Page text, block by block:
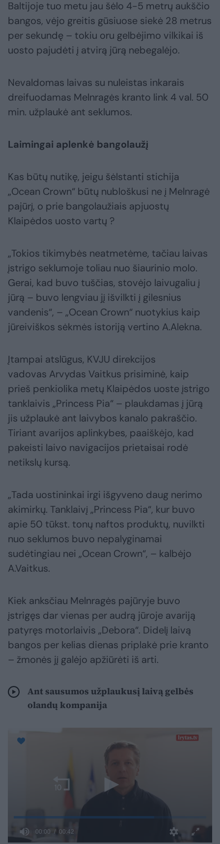
Baltijoje tuo metu jau šėlo 4-5 metrų aukščio
bangos, vėjo greitis gūsiuose siekė 28 metrus
per sekundę – tokiu oru gelbėjimo vilkikai iš
uosto pajudėti į atvirą jūrą nebegalėjo.
Nevaldomas laivas su nuleistas inkarais
dreifuodamas Melnragės kranto link 4 val. 50
min. užplaukė ant seklumos.
Laimingai aplenkė bangolaužį
Kas būtų nutikę, jeigu šėlstanti stichija
„Ocean Crown“ būtų nubloškusi ne į Melnragė
pajūrį, o prie bangolaužiais apjuostų
Klaipėdos uosto vartų ?
„Tokios tikimybės neatmetėme, tačiau laivas
įstrigo seklumoje toliau nuo šiaurinio molo.
Gerai, kad buvo tuščias, stovėjo laivugaliu į
jūrą – buvo lengviau jį išvilkti į gilesnius
vandenis“, – „Ocean Crown“ nuotykius kaip
jūreiviškos sėkmės istoriją vertino A.Alekna.
Įtampai atslūgus, KVJU direkcijos
vadovas Arvydas Vaitkus prisiminė, kaip
prieš penkiolika metų Klaipėdos uoste įstrigo
tanklaivis „Princess Pia“ – plaukdamas į jūrą
jis užplaukė ant laivybos kanalo pakraščio.
Tiriant avarijos aplinkybes, paaiškėjo, kad
pakeisti laivo navigacijos prietaisai rodė
netikslų kursą.
„Tada uostininkai irgi išgyveno daug nerimo
akimirkų. Tanklaivį „Princess Pia“, kur buvo
apie 50 tūkst. tonų naftos produktų, nuvilkti
nuo seklumos buvo nepalyginamai
sudėtingiau nei „Ocean Crown“, – kalbėjo
A.Vaitkus.
Kiek anksčiau Melnragės pajūryje buvo
įstrigęs dar vienas per audrą jūroje avariją
patyręs motorlaivis „Debora“. Didelį laivą
bangos per kelias dienas priplakė prie kranto
– žmonės jį galėjo apžiūrėti iš arti.
Ant sausumos užplaukusį laivą gelbės
olandų kompanija